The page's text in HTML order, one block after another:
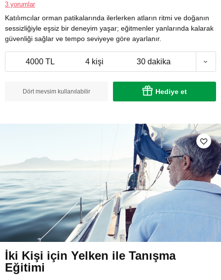
3 yorumlar
Katılımcılar orman patikalarında ilerlerken atların ritmi ve doğanın
sessizliğiyle eşsiz bir deneyim yaşar; eğitmenler yanlarında kalarak
güvenliği sağlar ve tempo seviyeye göre ayarlanır.
4000 TL 4 kişi 30 dakika
Dört mevsim kullanılabilir Hediye et
İki Kişi için Yelken ile Tanışma
Eğitimi